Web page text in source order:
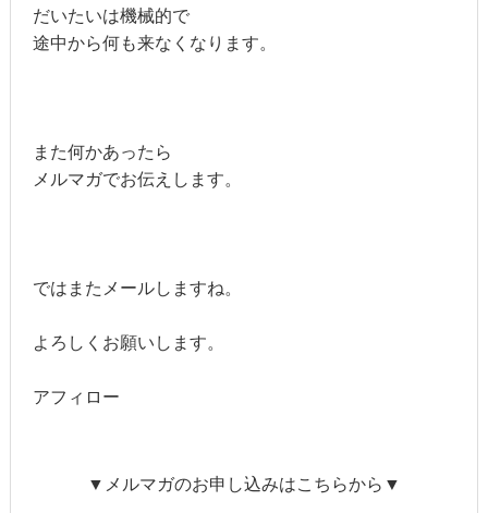
だいたいは機械的で
途中から何も来なくなります。
また何かあったら
メルマガでお伝えします。
ではまたメールしますね。
よろしくお願いします。
アフィロー
▼メルマガのお申し込みはこちらから▼